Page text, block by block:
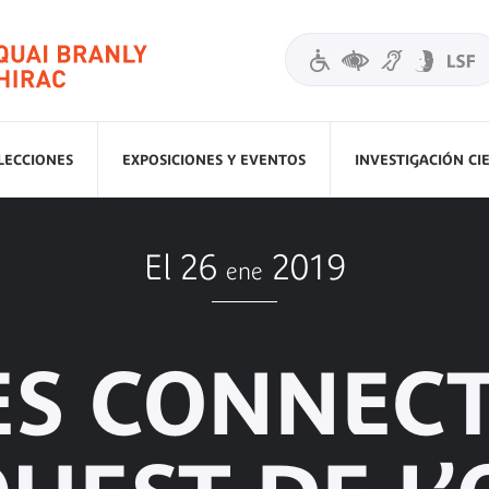
EXPOSICIONES Y EVENTOS INVESTIGACIÓN
El 26 ene 2019